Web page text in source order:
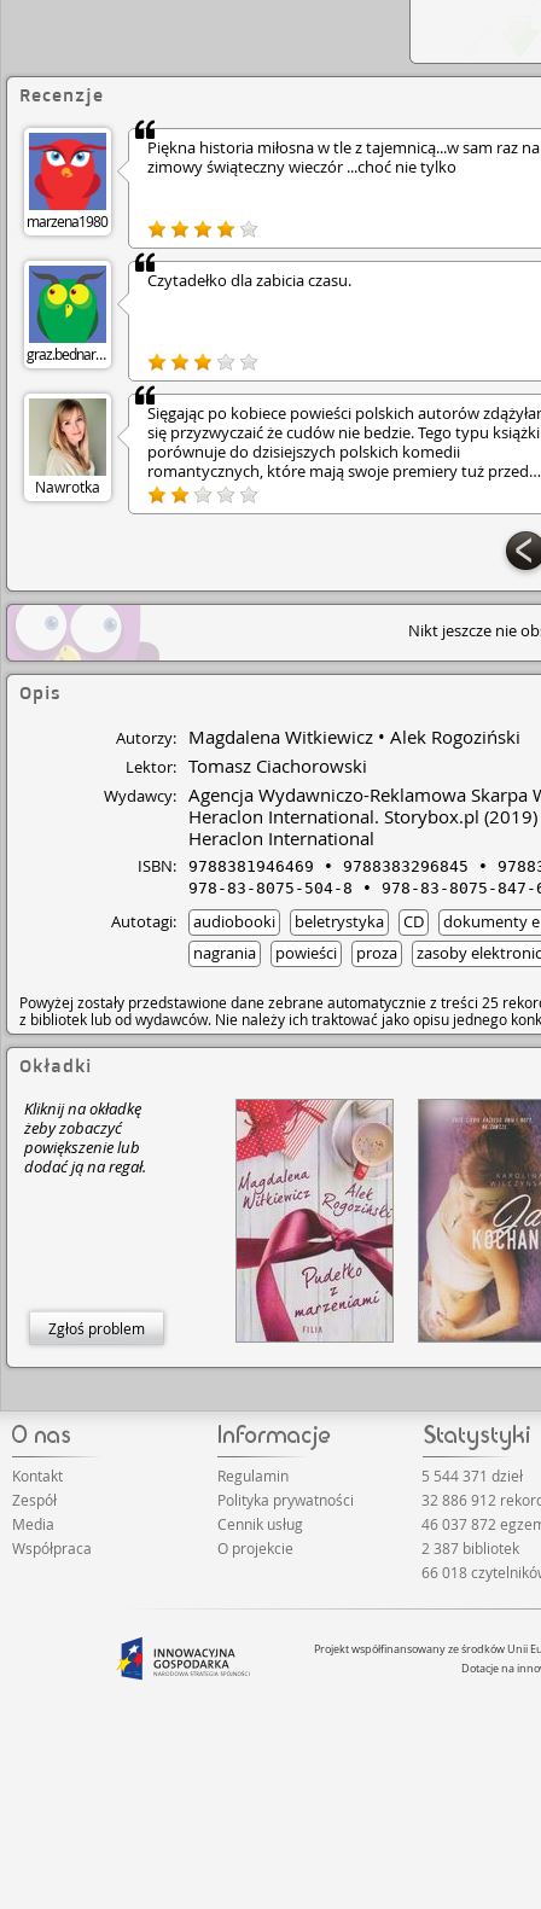
Recenzje
marzena1980
Piękna historia miłosna w tle z tajemnicą...w sam raz na
zimowy świąteczny wieczór ...choć nie tylko
graz.bednarczyk
Czytadełko dla zabicia czasu.
Nawrotka
Sięgając po kobiece powieści polskich autorów
się przyzwyczaić że cudów nie bedzie. Tego typu książki
porównuje do dzisiejszych polskich komedii
romantycznych, które mają swoje premiery tuż przed
swiętami. Niby zabawne, ale nijakie. Niby jakaś fabuła
ale porywającej akcji zero. Opowieść za bardzo
Nikt jeszcze nie
Opis
Autorzy: Magdalena Witkiewicz Alek Rogoziński
Lektor: Tomasz Ciachorowski
Wydawcy: Agencja Wydawniczo-Reklamowa Skarpa
Heraclon International. Storybox.pl (2019)
Heraclon International
ISBN: 9788381946469 9788383296845
978-83-8075-504-8
978-83-8075-847-
Autotagi: audiobooki beletrystyka CD
dokumenty
nagrania
powieści proza zasoby
Powyżej zostały przedstawione dane zebrane automatycznie z treści 25
z bibliotek lub od wydawców. Nie należy ich traktować jako opisu jednego
Okładki
Kliknij na okładkę
żeby zobaczyć
powiększenie lub
dodać ją na regał.
Zgłoś problem
Kontakt
Zespół
Media
Współpraca
Regulamin
Polityka prywatności
Cennik usług
O projekcie
5 544 371 dzieł
32 886 912
46 037 872
2 387 bibliotek
66 018
Projekt współfinansowany ze środków Unii
Dotacje na